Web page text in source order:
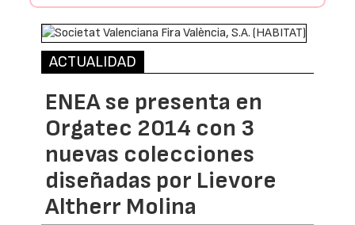
ACTUALIDAD
ENEA se presenta en
Orgatec 2014 con 3
nuevas colecciones
diseñadas por Lievore
Altherr Molina